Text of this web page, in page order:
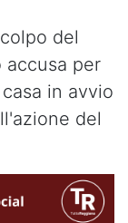
del
accusa per
in avvio
del